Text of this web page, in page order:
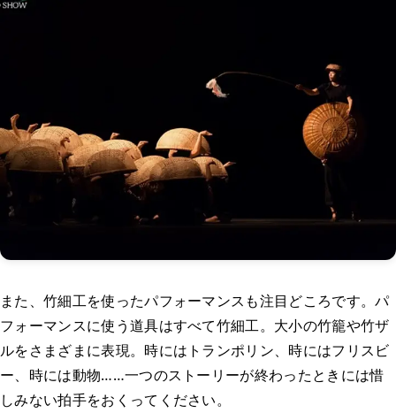
また、竹細工を使ったパフォーマンスも注目どころです。パ
フォーマンスに使う道具はすべて竹細工。大小の竹籠や竹ザ
ルをさまざまに表現。時にはトランポリン、時にはフリスビ
ー、時には動物……一つのストーリーが終わったときには惜
しみない拍手をおくってください。